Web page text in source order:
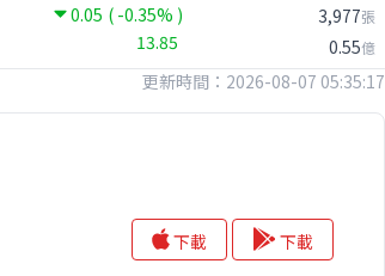
0.05 ( -0.35% )
13.85
3,977張
0.55億
更新時間：2026-08-07 05:35:17
下載 下載